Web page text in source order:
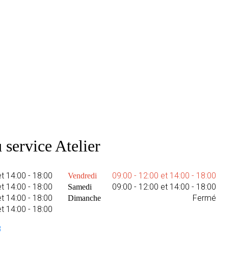
service Atelier
14:00 - 18:00
14:00 - 18:00
14:00 - 18:00
14:00 - 18:00
Vendredi 09:00 - 12:00 et 14:00 - 18:00
Samedi 09:00 - 12:00 et 14:00 - 18:00
Dimanche Fermé